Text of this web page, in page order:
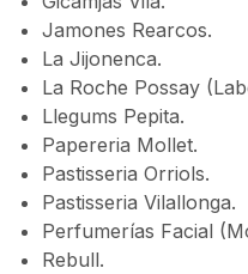
Jamones Rearcos.
La Jijonenca.
La Roche Possay
Llegums Pepita.
Papereria Mollet.
Pastisseria Orriols.
Pastisseria Vilallonga.
Perfumerías Facial
Rebull.